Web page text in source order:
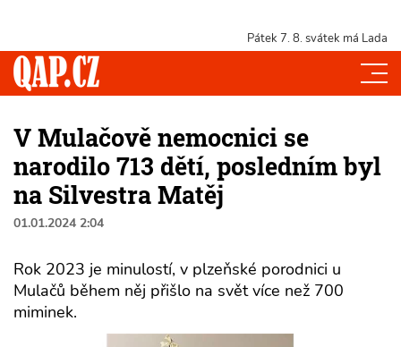
Pátek 7. 8. svátek má Lada
V Mulačově nemocnici se
narodilo 713 dětí, posledním byl
na Silvestra Matěj
01.01.2024 2:04
Rok 2023 je minulostí, v plzeňské porodnici u
Mulačů během něj přišlo na svět více než 700
miminek.